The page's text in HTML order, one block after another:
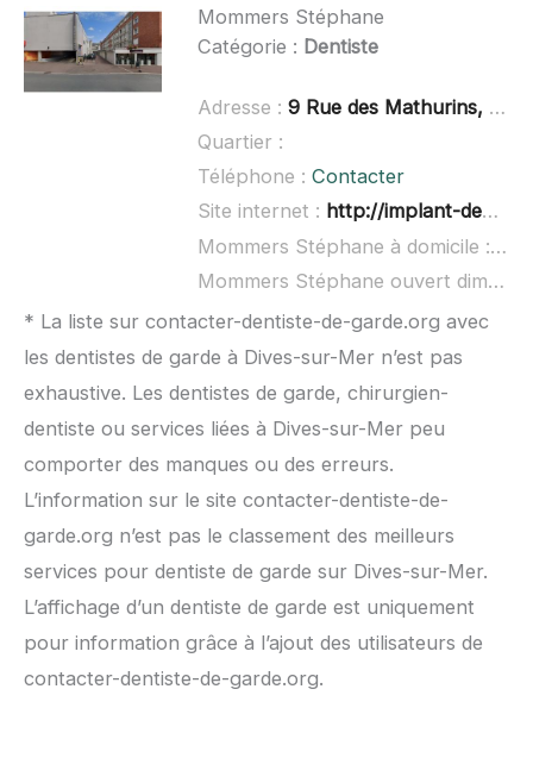
Mommers Stéphane
Catégorie : Dentiste
Adresse : 9 Rue des Mathurins, 14100 Lisieux
Quartier :
Téléphone : Contacter
Site internet : http://implant-dentaire-lisieux-docteur-mommers.fr/
Mommers Stéphane à domicile :
Mommers Stéphane ouvert dimanche :
* La liste sur contacter-dentiste-de-garde.org avec
les dentistes de garde à Dives-sur-Mer n’est pas
exhaustive. Les dentistes de garde, chirurgien-
dentiste ou services liées à Dives-sur-Mer peu
comporter des manques ou des erreurs.
L’information sur le site contacter-dentiste-de-
garde.org n’est pas le classement des meilleurs
services pour dentiste de garde sur Dives-sur-Mer.
L’affichage d’un dentiste de garde est uniquement
pour information grâce à l’ajout des utilisateurs de
contacter-dentiste-de-garde.org.